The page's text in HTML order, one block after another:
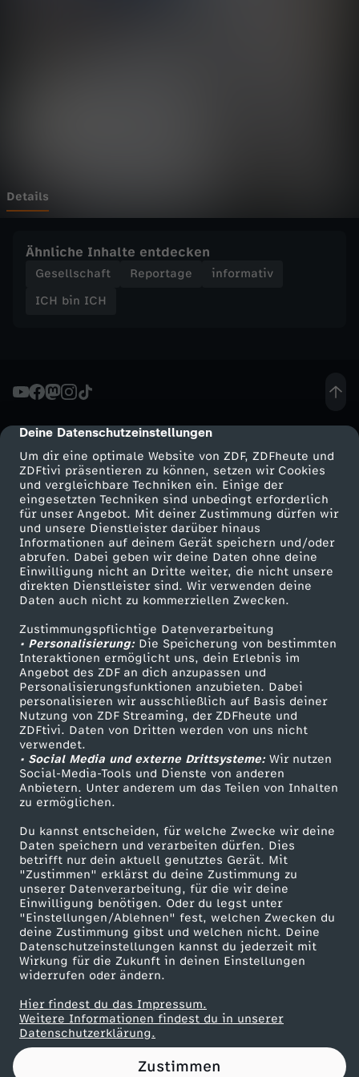
cmp-dialog-description
Deine Datenschutzeinstellungen
Um dir eine optimale Website von ZDF, ZDFheute und
ZDFtivi präsentieren zu können, setzen wir Cookies
und vergleichbare Techniken ein. Einige der
eingesetzten Techniken sind unbedingt erforderlich
für unser Angebot. Mit deiner Zustimmung dürfen wir
und unsere Dienstleister darüber hinaus
Informationen auf deinem Gerät speichern und/oder
abrufen. Dabei geben wir deine Daten ohne deine
Einwilligung nicht an Dritte weiter, die nicht unsere
direkten Dienstleister sind. Wir verwenden deine
Daten auch nicht zu kommerziellen Zwecken.
Zustimmungspflichtige Datenverarbeitung
• Personalisierung:Die Speicherung von bestimmten
Interaktionen ermöglicht uns, dein Erlebnis im
Angebot des ZDF an dich anzupassen und
Personalisierungsfunktionen anzubieten. Dabei
personalisieren wir ausschließlich auf Basis deiner
Nutzung von ZDF Streaming, der ZDFheute und
ZDFtivi. Daten von Dritten werden von uns nicht
verwendet.
• Social Media und externe Drittsysteme:Wir nutzen
Social-Media-Tools und Dienste von anderen
Anbietern. Unter anderem um das Teilen von Inhalten
zu ermöglichen.
Du kannst entscheiden, für welche Zwecke wir deine
Daten speichern und verarbeiten dürfen. Dies
betrifft nur dein aktuell genutztes Gerät. Mit
"Zustimmen" erklärst du deine Zustimmung zu
unserer Datenverarbeitung, für die wir deine
Einwilligung benötigen. Oder du legst unter
"Einstellungen/Ablehnen" fest, welchen Zwecken du
deine Zustimmung gibst und welchen nicht. Deine
Datenschutzeinstellungen kannst du jederzeit mit
Wirkung für die Zukunft in deinen Einstellungen
widerrufen oder ändern.
Hier findest du das Impressum.
Weitere Informationen findest du in unserer
Datenschutzerklärung.
Zustimmen
b
g
t
s
e
g
e
l
n
Details
Ähnliche Inhalte entdecken
Gesellschaft Reportage
informativ
ICH bin ICH
Mehr ZDF
ZDF-Apps
Smart TV
ZDFtext
Livestreams
Sendungen A-Z
TV-Programm
Service
ZDFmitreden
Kontakt zum ZDF
Tickets
Zuschauerservice
Hilfe
ZDF Unternehmen
Karriere
ZDF goes Schule
Werbefernsehen
Mainzelmännchen
Partner